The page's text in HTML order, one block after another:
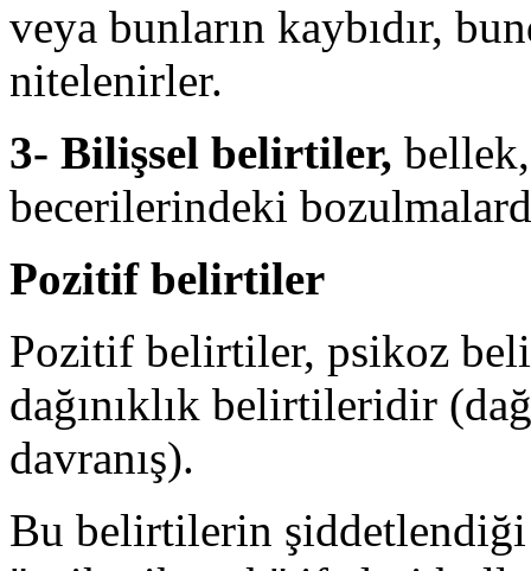
veya bunların kaybıdır,
nitelenirler.
3- Bilişsel belirtiler,
becerile­rindeki
Pozitif belirtiler
Pozitif belirtiler, psikoz
dağınıklık belirtileridir
davranış).
Bu belirtilerin